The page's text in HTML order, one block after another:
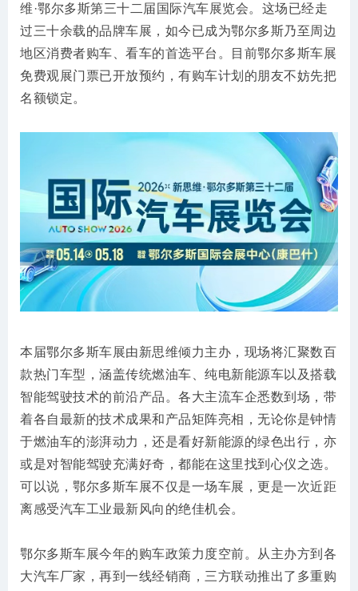
维·鄂尔多斯第三十二届国际汽车展览会。这场已经走
过三十余载的品牌车展，如今已成为鄂尔多斯乃至周边
地区消费者购车、看车的首选平台。目前鄂尔多斯车展
免费观展门票已开放预约，有购车计划的朋友不妨先把
名额锁定。
本届鄂尔多斯车展由新思维倾力主办，现场将汇聚数百
款热门车型，涵盖传统燃油车、纯电新能源车以及搭载
智能驾驶技术的前沿产品。各大主流车企悉数到场，带
着各自最新的技术成果和产品矩阵亮相，无论你是钟情
于燃油车的澎湃动力，还是看好新能源的绿色出行，亦
或是对智能驾驶充满好奇，都能在这里找到心仪之选。
可以说，鄂尔多斯车展不仅是一场车展，更是一次近距
离感受汽车工业最新风向的绝佳机会。
鄂尔多斯车展今年的购车政策力度空前。从主办方到各
大汽车厂家，再到一线经销商，三方联动推出了多重购